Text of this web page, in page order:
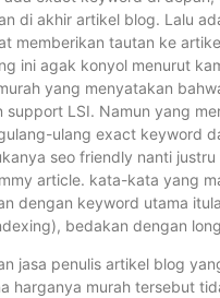
di akhir artikel blog. Lalu
memberikan tautan ke
ini agak konyol menurut
yang menyatakan
support LSI. Namun yang
ulang exact keyword
seo friendly nanti
article. kata-kata yang
dengan keyword utama
bedakan dengan
jasa penulis artikel blog
harganya murah tersebut